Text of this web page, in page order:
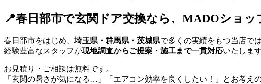
📍春日部市で玄関ドア交換なら、MADOショッ
春日部市をはじめ、 埼玉県・群馬県・茨城県で多くの実績をもつ当店では
経験豊富なスタッフが現地調査からご提案・施工まで一貫対応いたしま
お見積り・ご相談は無料です。
「玄関の暑さが気になる…」「エアコン効率を良くしたい！」とお考えの